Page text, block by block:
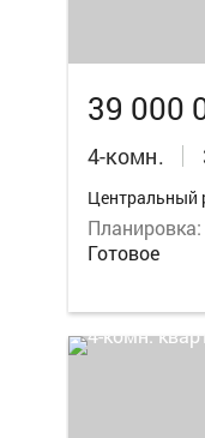
39 000
4-комн.
Центральный
Готовое